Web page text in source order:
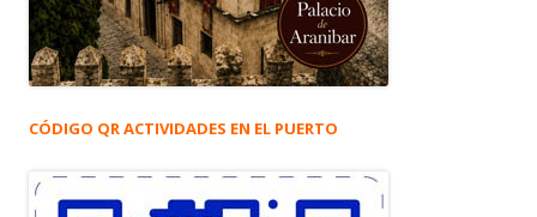
CÓDIGO QR ACTIVIDADES EN EL PUERTO